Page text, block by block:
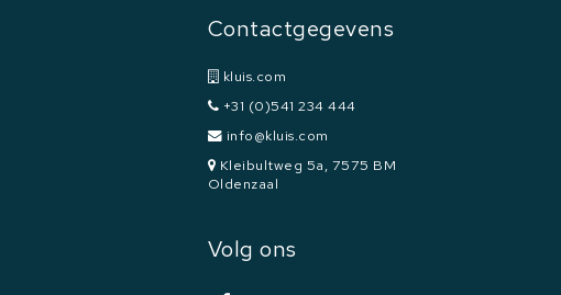
Contactgegevens
kluis.com
+31 (0)541 234 444
info@kluis.com
Kleibultweg 5a, 7575 BM
Oldenzaal
Volg ons